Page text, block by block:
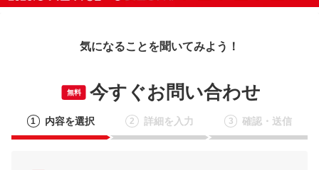
気になることを聞いてみよう！
無料 今すぐお問い合わせ
1 内容を選択 2 詳細を入力 3 確認・送信